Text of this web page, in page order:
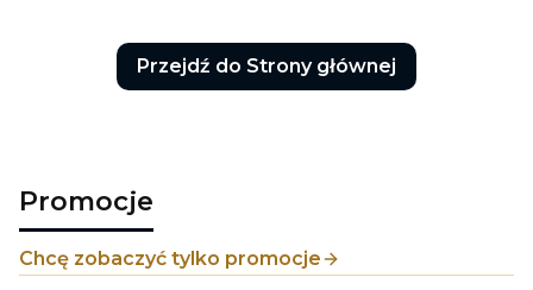
Przejdź do Strony głównej
Promocje
Chcę zobaczyć tylko promocje